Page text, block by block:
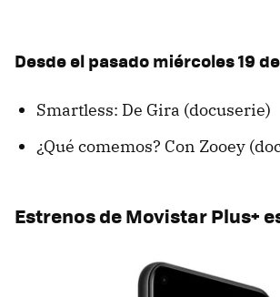
Desde el pasado miércoles 19
Smartless: De Gira (docuserie)
¿Qué comemos? Con Zooey
Estrenos de Movistar Plus+